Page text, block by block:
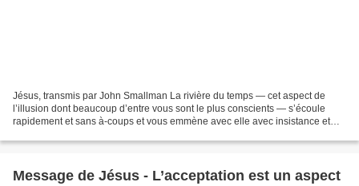
Jésus, transmis par John Smallman La rivière du temps — cet aspect de
l’illusion dont beaucoup d’entre vous sont le plus conscients — s’écoule
rapidement et sans à-coups et vous emmène avec elle avec insistance et
Message de Jésus - L’acceptation est un aspect